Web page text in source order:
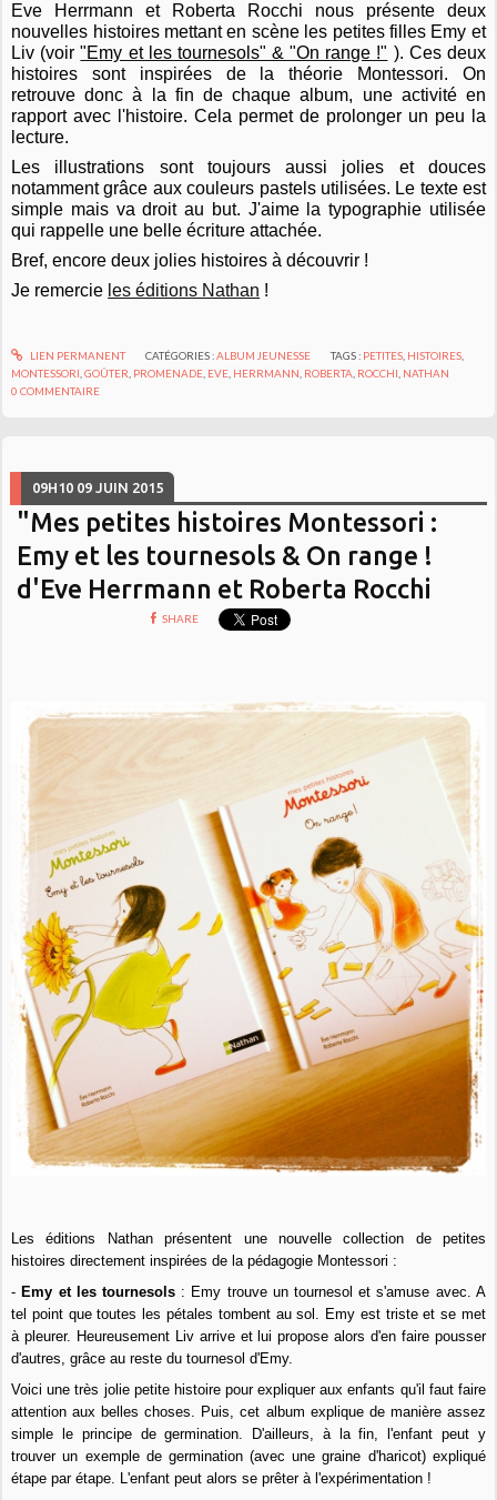
Eve Herrmann et Roberta Rocchi nous présente deux
nouvelles histoires mettant en scène les petites filles Emy et
Liv (voir"Emy et les tournesols" & "On range !" ). Ces deux
histoires sont inspirées de la théorie Montessori. On
retrouve donc à la fin de chaque album, une activité en
rapport avec l'histoire. Cela permet de prolonger un peu la
lecture.
Les illustrations sont toujours aussi jolies et douces
notamment grâce aux couleurs pastels utilisées. Le texte est
simple mais va droit au but. J'aime la typographie utilisée
qui rappelle une belle écriture attachée.
Bref, encore deux jolies histoires à découvrir !
Je remercie les éditions Nathan !
LIEN PERMANENT CATÉGORIES :ALBUM JEUNESSE TAGS : PETITES HISTOIRES
MONTESSORI ,GOÛTER PROMENADE EVE HERRMANN ROBERTA ROCCHI NATHAN
0 COMMENTAIRE
09H10 09 JUIN 2015
"Mes petites histoires Montessori :
Emy et les tournesols & On range !
d'Eve Herrmann et Roberta Rocchi
SHARE
Les éditions Nathan présentent une nouvelle collection de petites
histoires directement inspirées de la pédagogie Montessori :
- Emy et les tournesols: Emy trouve un tournesol et s'amuse avec. A
tel point que toutes les pétales tombent au sol. Emy est triste et se met
à pleurer. Heureusement Liv arrive et lui propose alors d'en faire pousser
d'autres, grâce au reste du tournesol d'Emy.
Voici une très jolie petite histoire pour expliquer aux enfants qu'il faut faire
attention aux belles choses. Puis, cet album explique de manière assez
simple le principe de germination. D'ailleurs, à la fin, l'enfant peut y
trouver un exemple de germination (avec une graine d'haricot) expliqué
étape par étape. L'enfant peut alors se prêter à l'expérimentation !